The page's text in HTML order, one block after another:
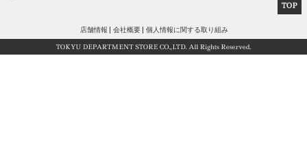
店舗情報 会社概要 個人情報に関する取り組み